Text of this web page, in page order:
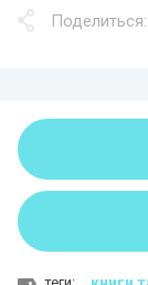
Поделиться:
теги: